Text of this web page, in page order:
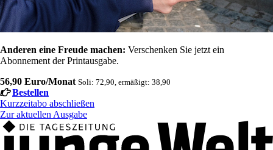
Anderen eine Freude machen: Verschenken Sie jetzt ein
Abonnement der Printausgabe.
56,90 Euro/Monat Soli: 72,90, ermäßigt: 38,90
Bestellen
Kurzzeitabo abschließen
Zur aktuellen Ausgabe